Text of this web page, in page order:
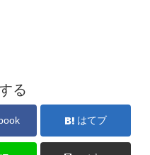
る
はてブ